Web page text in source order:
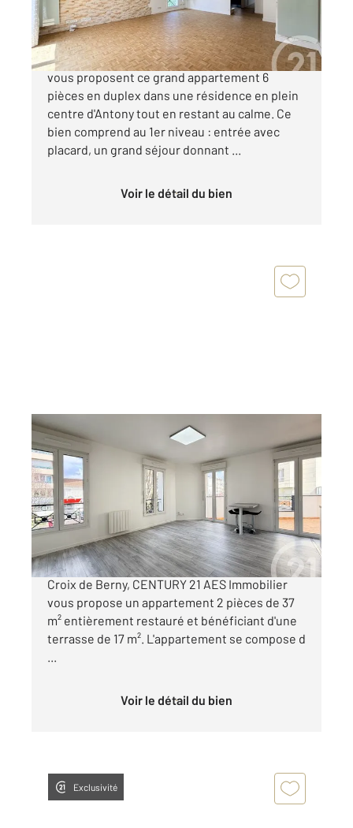
720 000 €
Les agences CENTURY21 AES IMMOBILIER
vous proposent ce grand appartement 6
pièces en duplex dans une résidence en plein
centre d'Antony tout en restant au calme. Ce
bien comprend au 1er niveau : entrée avec
placard, un grand séjour donnant ...
Voir le détail du bien
ANTONY 92
37,37 m
, 2 pièces
Ref : 5138
Appartement F2 à vendre
279 000 €
ANTONY Quartier FENZY à 450 m du RER B
Croix de Berny, CENTURY 21 AES Immobilier
vous propose un appartement 2 pièces de 37
m² entièrement restauré et bénéficiant d'une
terrasse de 17 m². L'appartement se compose d
Voir le détail du bien
Exclusivité